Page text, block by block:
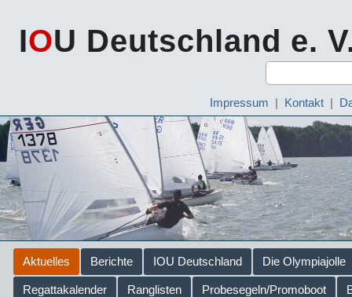
IOU Deutschland e.
Impressum | Kontakt |
Aktuelles Berichte IOU Deutschland Die Olympiajolle
Regattakalender Ranglisten Probesegeln/Promoboot